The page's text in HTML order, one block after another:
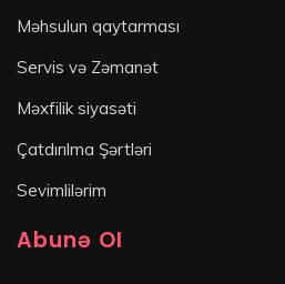
Məhsulun qaytarması
Servis və Zəmanət
Məxfilik siyasəti
Çatdırılma Şərtləri
Sevimlilərim
Abunə Ol